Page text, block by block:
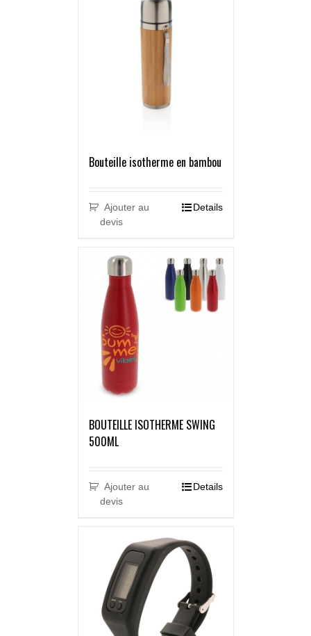
Bouteille isotherme en bambou
Ajouter au
devis
Details
BOUTEILLE ISOTHERME SWING
500ML
Ajouter au
devis
Details